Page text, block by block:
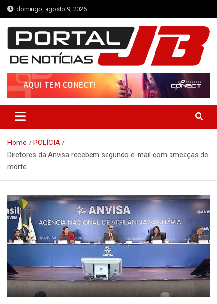
Skip
to
content
domingo, agosto 9, 2026
Portal de Notícias JB
Notícias de Simplício Mendes e Região
Home
POLÍCIA
Diretores da Anvisa recebem segundo e-mail com ameaças de
morte